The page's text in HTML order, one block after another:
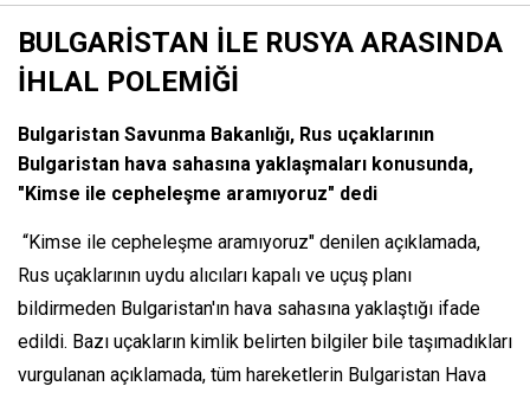
BULGARİSTAN İLE RUSYA ARASINDA
İHLAL POLEMİĞİ
Bulgaristan Savunma Bakanlığı, Rus uçaklarının
Bulgaristan hava sahasına yaklaşmaları konusunda,
"Kimse ile cepheleşme aramıyoruz" dedi
“Kimse ile cepheleşme aramıyoruz" denilen açıklamada,
Rus uçaklarının uydu alıcıları kapalı ve uçuş planı
bildirmeden Bulgaristan'ın hava sahasına yaklaştığı ifade
edildi. Bazı uçakların kimlik belirten bilgiler bile taşımadıkları
vurgulanan açıklamada, tüm hareketlerin Bulgaristan Hava